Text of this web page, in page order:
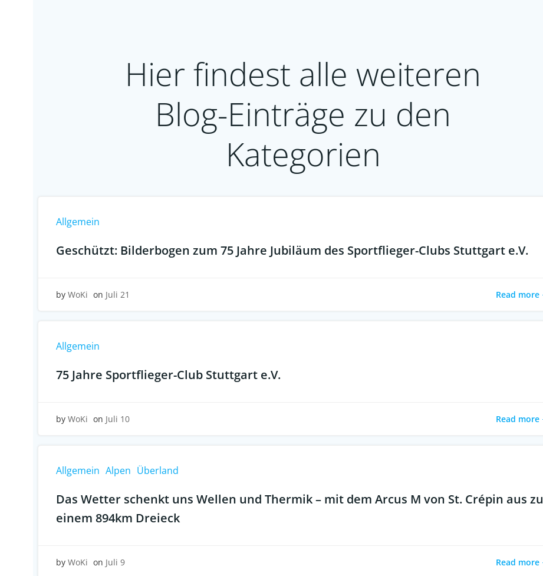
Hier findest alle weiteren
Blog-Einträge zu den
Kategorien
Allgemein
Geschützt: Bilderbogen zum 75 Jahre Jubiläum des Sportflieger-Clubs Stuttgart e.V.
by WoKi on Juli 21 Read more
Allgemein
75 Jahre Sportflieger-Club Stuttgart e.V.
by WoKi on Juli 10 Read more
Allgemein Alpen Überland
Das Wetter schenkt uns Wellen und Thermik – mit dem Arcus M von St. Crépin aus zu
einem 894km Dreieck
by WoKi on Juli 9 Read more